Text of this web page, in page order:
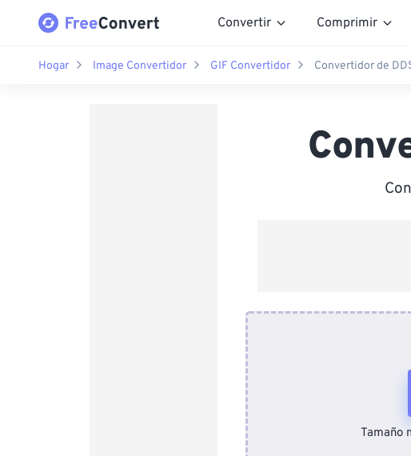
Convertir Comprimir
Hogar Image Convertidor GIF Convertidor Convertidor de
Tamaño